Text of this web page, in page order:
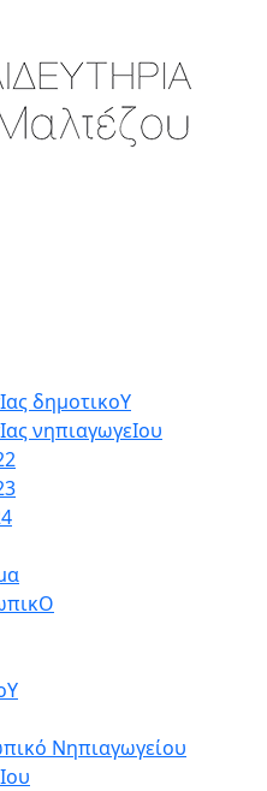
δημοτικοΥ
νηπιαγωγεΙου
Νηπιαγωγείου